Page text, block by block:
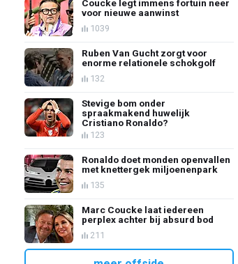
Coucke legt immens fortuin neer
voor nieuwe aanwinst
1039
Ruben Van Gucht zorgt voor
enorme relationele schokgolf
132
Stevige bom onder
spraakmakend huwelijk
Cristiano Ronaldo?
123
Ronaldo doet monden openvallen
met knettergek miljoenenpark
135
Marc Coucke laat iedereen
perplex achter bij absurd bod
211